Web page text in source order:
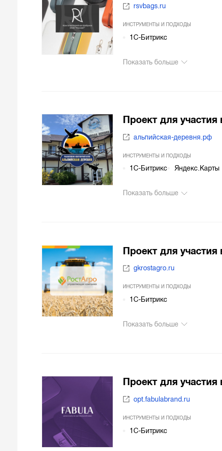
rsvbags.ru
ИНСТРУМЕНТЫ И ПОДХОДЫ
1С-Битрикс
Показать больше
Проект для участия
альпийская-деревня.рф
ИНСТРУМЕНТЫ И ПОДХОДЫ
1С-Битрикс Яндекс.Карты
Показать больше
Проект для участия
gkrostagro.ru
ИНСТРУМЕНТЫ И ПОДХОДЫ
1С-Битрикс
Показать больше
Проект для участия
opt.fabulabrand.ru
ИНСТРУМЕНТЫ И ПОДХОДЫ
1С-Битрикс